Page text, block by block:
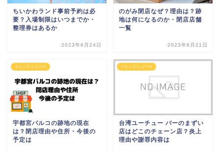
ちいかわランド事前予約は必
要？入場制限はいつまでか・
整理券はあるか
2023年6月24日
のがみ閉店なぜ？理由は？跡
地は何になるのか・閉店店舗
一覧
2023年6月21日
トレンドニュース
宇都宮パルコの跡地の現在
は？閉店理由や住所・今後の
予定は
トレンドニュース
台湾ユーチュー バーのまずい
店はどこのチェーン店？炎上
理由や謝罪内容は